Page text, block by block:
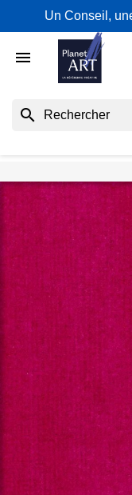
Un Conseil,

search